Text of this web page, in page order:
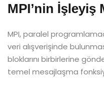
MPI’nin İşleyiş
MPI, paralel
veri alışverişinde
bloklarını birbirlerine
temel mesajlaşma